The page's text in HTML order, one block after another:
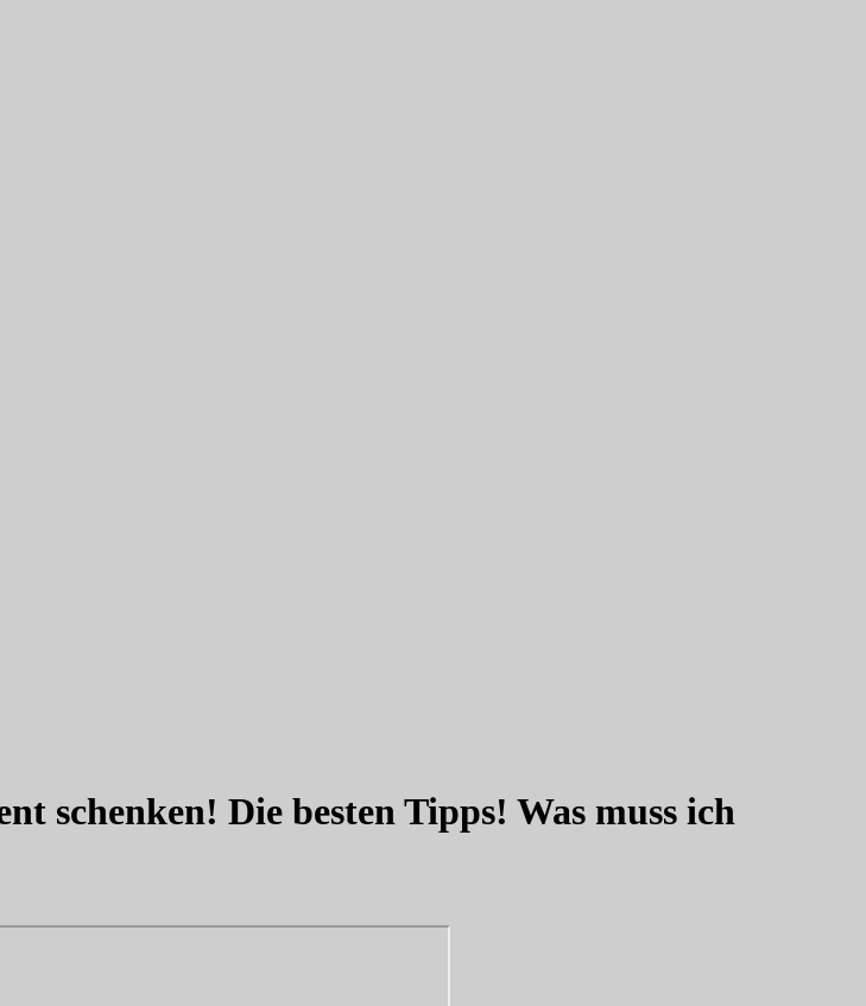
schenken! Die besten Tipps! Was muss ich